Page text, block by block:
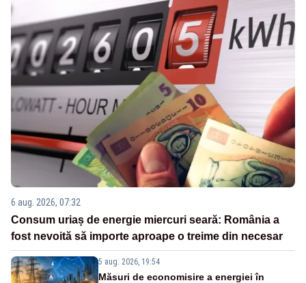
6 aug. 2026, 07:32
Consum uriaș de energie miercuri seară: România a
fost nevoită să importe aproape o treime din necesar
5 aug. 2026, 19:54
Măsuri de economisire a energiei în